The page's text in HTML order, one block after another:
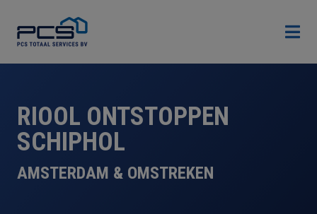

RIOOL ONTSTOPPEN
SCHIPHOL
AMSTERDAM & OMSTREKEN